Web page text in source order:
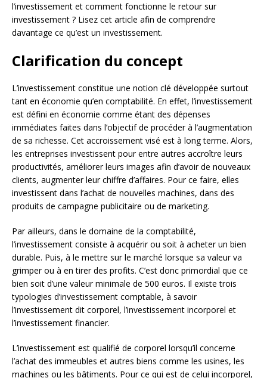
l’investissement et comment fonctionne le retour sur
investissement ? Lisez cet article afin de comprendre
davantage ce qu’est un investissement.
Clarification du concept
L’investissement constitue une notion clé développée surtout
tant en économie qu’en comptabilité. En effet, l’investissement
est défini en économie comme étant des dépenses
immédiates faites dans l’objectif de procéder à l’augmentation
de sa richesse. Cet accroissement visé est à long terme. Alors,
les entreprises investissent pour entre autres accroître leurs
productivités, améliorer leurs images afin d’avoir de nouveaux
clients, augmenter leur chiffre d’affaires. Pour ce faire, elles
investissent dans l’achat de nouvelles machines, dans des
produits de campagne publicitaire ou de marketing.
Par ailleurs, dans le domaine de la comptabilité,
l’investissement consiste à acquérir ou soit à acheter un bien
durable. Puis, à le mettre sur le marché lorsque sa valeur va
grimper ou à en tirer des profits. C’est donc primordial que ce
bien soit d’une valeur minimale de 500 euros. Il existe trois
typologies d’investissement comptable, à savoir
l’investissement dit corporel, l’investissement incorporel et
l’investissement financier.
L’investissement est qualifié de corporel lorsqu’il concerne
l’achat des immeubles et autres biens comme les usines, les
machines ou les bâtiments. Pour ce qui est de celui incorporel,